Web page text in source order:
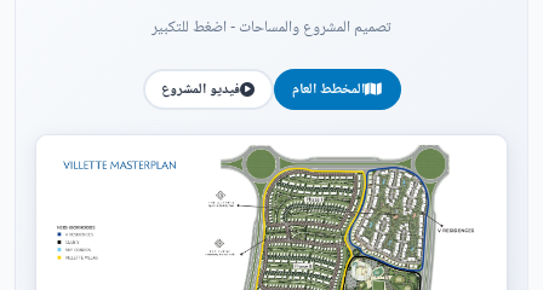
تصميم المشروع والمساحات - اضغط للتكبير
المخطط العام فيديو المشروع